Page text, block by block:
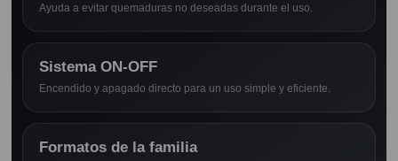
Ayuda a evitar quemaduras no deseadas durante el uso.
Sistema ON-OFF
Encendido y apagado directo para un uso simple y eficiente.
Formatos de la familia